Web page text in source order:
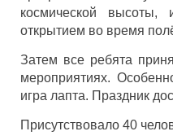
космической
открытием во время
Затем все ребята
мероприятиях.
игра лапта. Праздник
Присутствовало 40